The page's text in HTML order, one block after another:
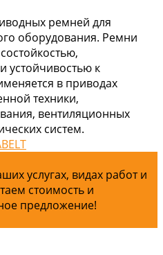
ремней для
оборудования. Ремни
устойчивостью к
в приводах
техники,
вентиляционных
систем.
услугах, видах работ и
стоимость и
предложение!